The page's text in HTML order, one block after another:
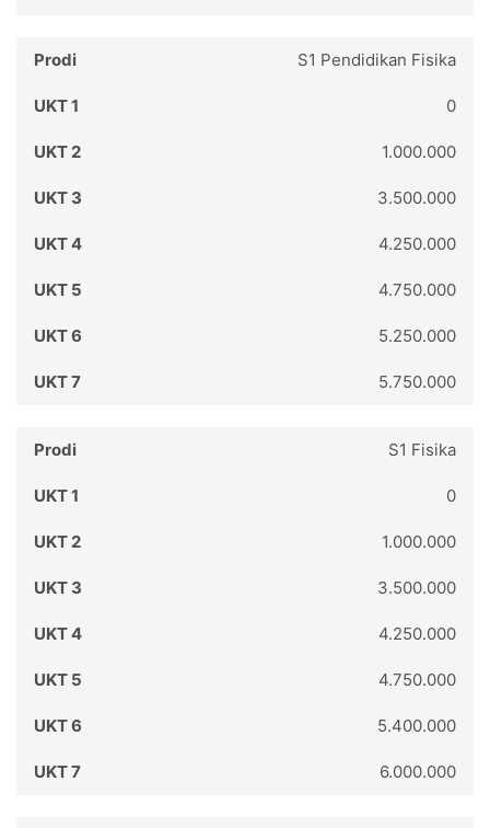
S1 Pendidikan Fisika
0
1.000.000
3.500.000
4.250.000
4.750.000
5.250.000
5.750.000
S1 Fisika
0
1.000.000
3.500.000
4.250.000
4.750.000
5.400.000
6.000.000